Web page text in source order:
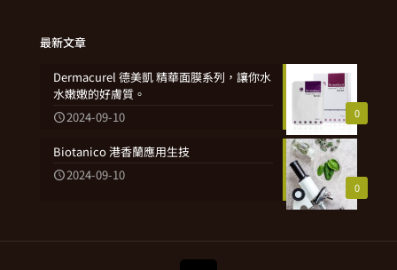
最新文章
0
Dermacurel 德美凱 精華面膜系列，讓你水
水嫩嫩的好膚質。
2024-09-10
0
Biotanico 港香蘭應用生技
2024-09-10